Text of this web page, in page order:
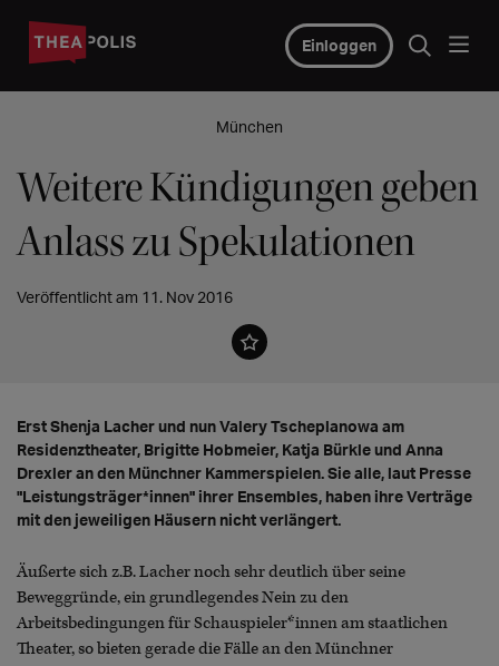
Einloggen
München
Weitere Kündigungen geben
Anlass zu Spekulationen
Veröffentlicht am 11. Nov 2016
Erst Shenja Lacher und nun Valery Tscheplanowa am
Residenztheater, Brigitte Hobmeier, Katja Bürkle und Anna
Drexler an den Münchner Kammerspielen. Sie alle, laut Presse
"Leistungsträger*innen" ihrer Ensembles, haben ihre Verträge
mit den jeweiligen Häusern nicht verlängert.
Äußerte sich z.B. Lacher noch sehr deutlich über seine
Beweggründe, ein grundlegendes Nein zu den
Arbeitsbedingungen für Schauspieler*innen am staatlichen
Theater, so bieten gerade die Fälle an den Münchner